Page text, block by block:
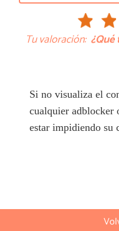
Tu valoración:
Si no visualiza el
cualquier adblocker
estar impidiendo su